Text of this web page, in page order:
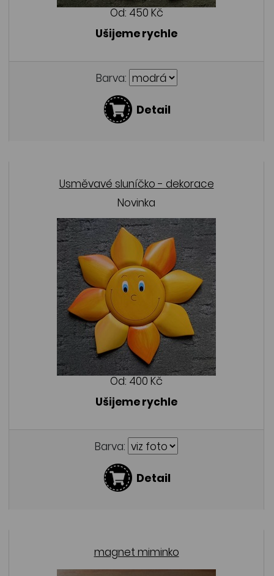
Od: 450 Kč
Ušijeme rychle
Barva:
Detail
Usměvavé sluníčko - dekorace
Novinka
Od: 400 Kč
Ušijeme rychle
Barva:
Detail
magnet miminko